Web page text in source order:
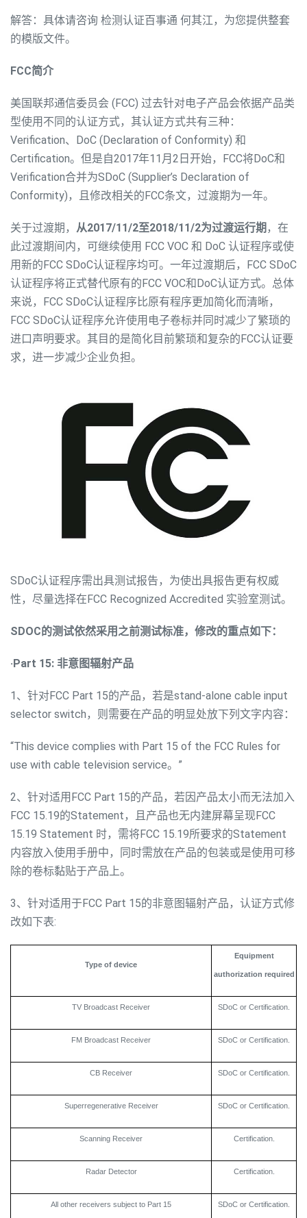
解答：具体请咨询 检测认证百事通 何其江，为您提供整套
的模版文件。
FCC简介
美国联邦通信委员会 (FCC) 过去针对电子产品会依据产品类
型使用不同的认证方式，其认证方式共有三种：
Verification、DoC (Declaration of Conformity) 和
Certification。但是自2017年11月2日开始，FCC将DoC和
Verification合并为SDoC (Supplier’s Declaration of
Conformity)，且修改相关的FCC条文，过渡期为一年。
关于过渡期， 从2017/11/2至2018/11/2为过渡运行期 ，在
此过渡期间内，可继续使用 FCC VOC 和 DoC 认证程序或使
用新的FCC SDoC认证程序均可。一年过渡期后，FCC SDoC
认证程序将正式替代原有的FCC VOC和DoC认证方式。总体
来说，FCC SDoC认证程序比原有程序更加简化而清晰，
FCC SDoC认证程序允许使用电子卷标并同时减少了繁琐的
进口声明要求。其目的是简化目前繁琐和复杂的FCC认证要
求，进一步减少企业负担。
SDoC认证程序需出具测试报告，为使出具报告更有权威
性，尽量选择在FCC Recognized Accredited 实验室测试。
SDOC的测试依然采用之前测试标准，修改的重点如下：
·Part 15: 非意图辐射产品
1、针对FCC Part 15的产品，若是stand-alone cable input
selector switch，则需要在产品的明显处放下列文字内容：
“This device complies with Part 15 of the FCC Rules for
use with cable television service。”
2、针对适用FCC Part 15的产品，若因产品太小而无法加入
FCC 15.19的Statement，且产品也无内建屏幕呈现FCC
15.19 Statement 时，需将FCC 15.19所要求的Statement
内容放入使用手册中，同时需放在产品的包装或是使用可移
除的卷标黏贴于产品上。
3、针对适用于FCC Part 15的非意图辐射产品，认证方式修
改如下表:
Type of device
Equipment
authorization required
TV Broadcast Receiver SDoC or Certification.
FM Broadcast Receiver SDoC or Certification.
CB Receiver SDoC or Certification.
Superregenerative Receiver SDoC or Certification.
Scanning Receiver Certification.
Radar Detector Certification.
All other receivers subject to Part 15 SDoC or Certification.